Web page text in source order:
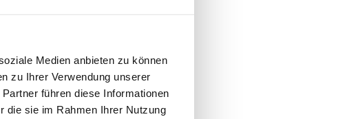
Medien anbieten zu können
zu Ihrer Verwendung unserer
führen diese Informationen
die sie im Rahmen Ihrer Nutzung